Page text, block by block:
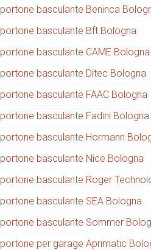
portone basculante Beninca
portone basculante Bft Bologna
portone basculante CAME Bologna
portone basculante Ditec Bologna
portone basculante FAAC Bologna
portone basculante Fadini Bologna
portone basculante Hormann
portone basculante Nice Bologna
portone basculante Roger
portone basculante SEA Bologna
portone basculante Sommer
portone per garage Aprimatic